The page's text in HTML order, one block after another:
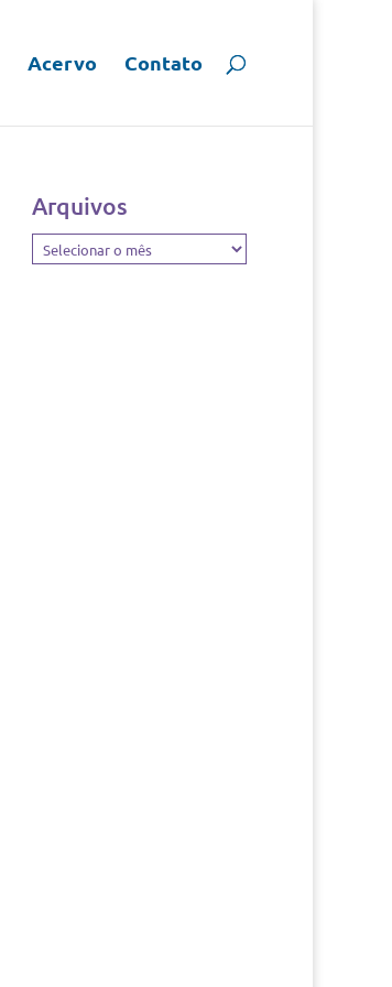
Acervo Contato
Arquivos
Arquivos